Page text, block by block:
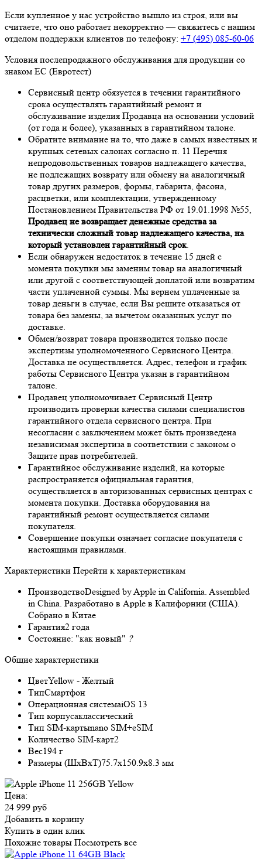
Если купленное у нас устройство вышло из строя, или вы
считаете, что оно работает некорректно — свяжитесь с нашим
отделом поддержки клиентов по телефону: +7 (495) 085-60-06
Условия послепродажного обслуживания для продукции со
знаком ЕС (Евротест)
Сервисный центр обязуется в течении гарантийного
срока осуществлять гарантийный ремонт и
обслуживание изделия Продавца на основании условий
(от года и более), указанных в гарантийном талоне.
Обратите внимание на то, что даже в самых известных и
крупных сетевых салонах согласно п. 11 Перечня
непродовольственных товаров надлежащего качества,
не подлежащих возврату или обмену на аналогичный
товар других размеров, формы, габарита, фасона,
расцветки, или комплектации, утвержденному
Постановлением Правительства РФ от 19.01.1998 №55,
Продавец не возвращает денежные средства за
технически сложный товар надлежащего качества, на
который установлен гарантийный срок.
Если обнаружен недостаток в течение 15 дней с
момента покупки мы заменим товар на аналогичный
или другой с соответствующей доплатой или возвратим
части уплаченной суммы. Мы вернем уплаченные за
товар деньги в случае, если Вы решите отказаться от
товара без замены, за вычетом оказанных услуг по
доставке.
Обмен/возврат товара производится только после
экспертизы уполномоченного Сервисного Центра.
Доставка не осуществляется. Адрес, телефон и график
работы Сервисного Центра указан в гарантийном
талоне.
Продавец уполномочивает Сервисный Центр
производить проверки качества силами специалистов
гарантийного отдела сервисного центра. При
несогласии с заключением может быть произведена
независимая экспертиза в соответствии с законом о
Защите прав потребителей.
Гарантийное обслуживание изделий, на которые
распространяется официальная гарантия,
осуществляется в авторизованных сервисных центрах с
момента покупки. Доставка оборудования на
гарантийный ремонт осуществляется силами
покупателя.
Совершение покупки означает согласие покупателя с
настоящими правилами.
Характеристики Перейти к характеристикам
ПроизводствоDesigned by Apple in California. Assembled
in China. Разработано в Apple в Калифорнии (США).
Собрано в Китае
Гарантия2 года
Состояние: "как новый" ?
Общие характеристики
ЦветYellow - Желтый
ТипСмартфон
Операционная системаiOS 13
Тип корпусаклассический
Тип SIM-картыnano SIM+eSIM
Количество SIM-карт2
Вес194 г
Размеры (ШxВxТ)75.7x150.9x8.3 мм
Цена:
24 999 руб
Добавить в корзину
Купить в один клик
Похожие товары Посмотреть все